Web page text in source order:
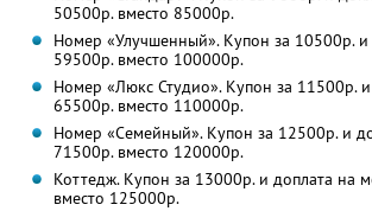
50500р. вместо 85000р.
Номер «Улучшенный». Купон за 10500р. и
59500р. вместо 100000р.
Номер «Люкс Студио». Купон за 11500р. и
65500р. вместо 110000р.
Номер «Семейный». Купон за 12500р. и
71500р. вместо 120000р.
Коттедж. Купон за 13000р. и доплата на
вместо 125000р.